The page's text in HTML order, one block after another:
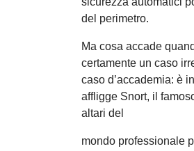
del perimetro.
Ma cosa accade
certamente un caso
caso d’accademia: è
affligge Snort, il
altari del
mondo professionale